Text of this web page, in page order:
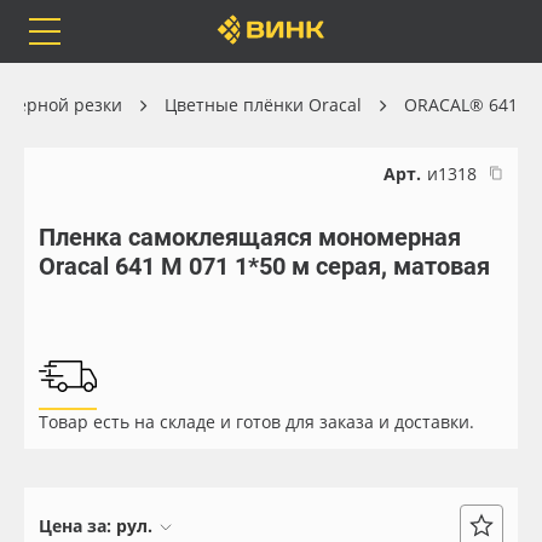
Каталог
Бренды
Доставка
Весь каталог
Самоклеящиеся плёнки
Листовые материалы
резки Цветные плёнки Oracal ORACAL® 641
Арт. и1318
Пленка самоклеящаяся мономерная
Oracal 641 M 071 1*50 м серая, матовая
Товар есть на складе и готов для заказа и доставки.
Цена за: рул.